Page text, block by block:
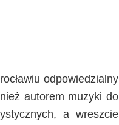
odpowiedzialny
autorem muzyki do
a wreszcie